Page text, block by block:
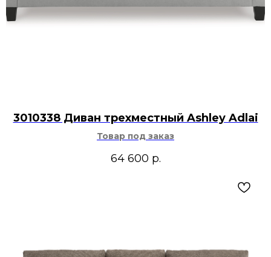
3010338 Диван трехместный Ashley Adlai
Товар под заказ
64 600 р.